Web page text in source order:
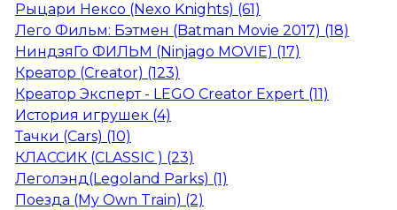
Рыцари Нексо (Nexo Knights) (61)
Лего Фильм: Бэтмен (Batman Movie 2017) (18)
НиндзяГо ФИЛЬМ (Ninjago MOVIE) (17)
Креатор (Creator) (123)
Креатор Эксперт - LEGO Creator Expert (11)
История игрушек (4)
Тачки (Cars) (10)
КЛАССИК (CLASSIC ) (23)
Леголэнд(Legoland Parks) (1)
Поезда (My Own Train) (2)